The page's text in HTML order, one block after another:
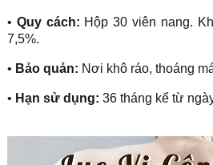
• Quy cách: Hộp 30 viên nang.
7,5%.
• Bảo quản: Nơi khô ráo, thoáng
• Hạn sử dụng: 36 tháng kể từ